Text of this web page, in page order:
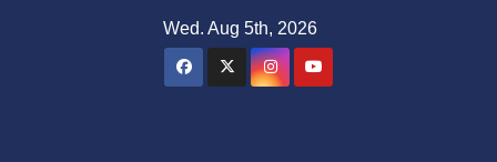
Wed. Aug 5th, 2026